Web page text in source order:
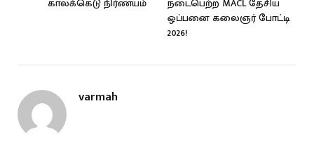
ஒப்பனை கலைஞர் போட்டி
2026!
varmah